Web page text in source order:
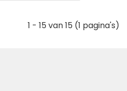
1 - 15 van 15 (1 pagina's)